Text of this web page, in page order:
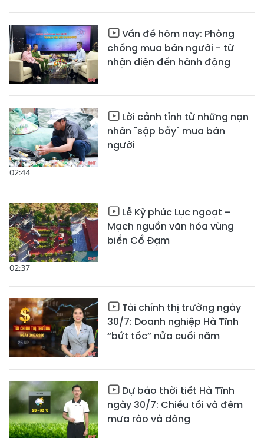
Vấn đề hôm nay: Phòng
chống mua bán người - từ
nhận diện đến hành động
02:44
Lời cảnh tỉnh từ những nạn
nhân "sập bẫy" mua bán
người
02:37
Lễ Kỳ phúc Lục ngoạt –
Mạch nguồn văn hóa vùng
biển Cổ Đạm
Tài chính thị trường ngày
30/7: Doanh nghiệp Hà Tĩnh
“bứt tốc” nửa cuối năm
Dự báo thời tiết Hà Tĩnh
ngày 30/7: Chiều tối và đêm
mưa rào và dông